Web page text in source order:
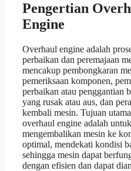
Pengertian
Engine
Overhaul engine adalah
perbaikan dan peremajaan
mencakup pembongkaran
pemeriksaan komponen,
perbaikan atau penggantian
yang rusak atau aus, dan
kembali mesin. Tujuan
overhaul engine adalah untuk
mengembalikan mesin ke
optimal, mendekati kondisi
sehingga mesin dapat
dengan efisien dan dapat